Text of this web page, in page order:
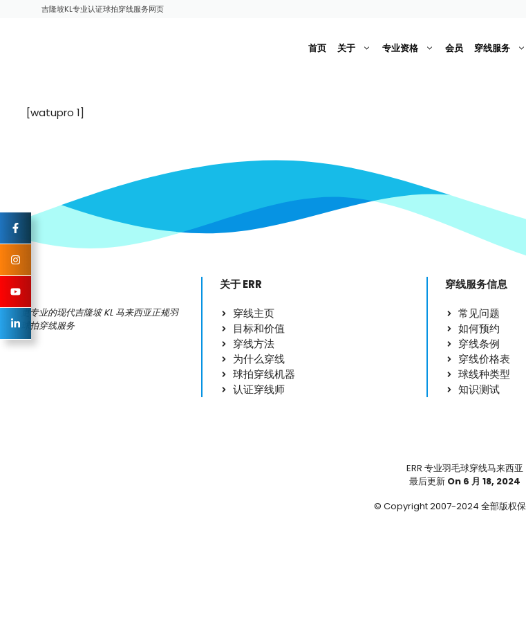
吉隆坡KL专业认证球拍穿线服务网页
首页 关于 专业资格 会员 穿线服务
[watupro 1]
更专业的现代吉隆坡 KL 马来西亚正规羽
球拍穿线服务
关于 ERR
穿线主页
目标和价值
穿线方法
为什么穿线
球拍穿线机器
认证穿线师
穿线服务信息
常见问题
如何预约
穿线条例
穿线价格表
球线种类型
知识测试
ERR 专业羽毛球穿线马来西亚
最后更新 On 6 月 18, 2024
© Copyright 2007-2024 全部版权